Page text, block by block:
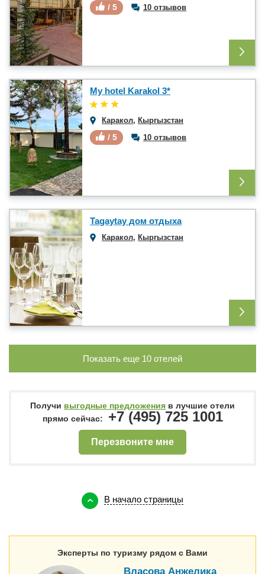
/ 5 10 отзывов
My hotel Karakol 3*
Каракол, Кыргызстан
/ 5 10 отзывов
Tagaytay дом отдыха
Каракол, Кыргызстан
Показать еще 10 отелей
Получи выгодные предложения в лучшие отели
прямо сейчас:
+7 (495) 725 1001
Перезвоните мне
В начало страницы
Эксперты по туризму рядом с Вами
Власова Анжелика